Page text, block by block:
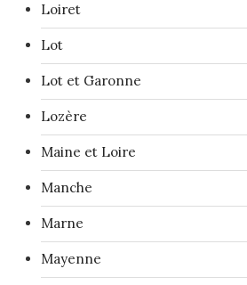
Loiret
Lot
Lot et Garonne
Lozère
Maine et Loire
Manche
Marne
Mayenne